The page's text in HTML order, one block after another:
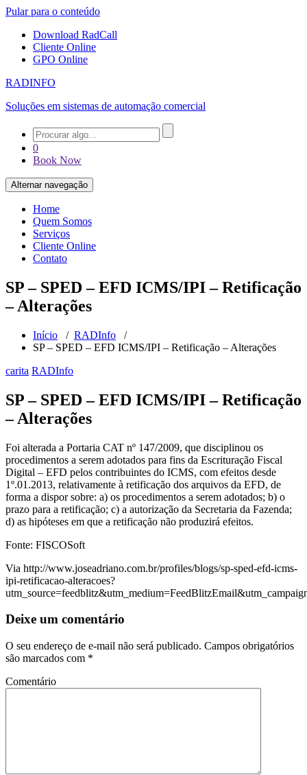
Pular para o conteúdo
Download RadCall
Cliente Online
GPO Online
RADINFO
Soluções em sistemas de automação comercial
0
Book Now
Alternar navegação
Home
Quem Somos
Serviços
Cliente Online
Contato
SP – SPED – EFD ICMS/IPI – Retificação
– Alterações
Início / RADInfo /
SP – SPED – EFD ICMS/IPI – Retificação – Alterações
carita RADInfo
SP – SPED – EFD ICMS/IPI – Retificação
– Alterações
Foi alterada a Portaria CAT nº 147/2009, que disciplinou os
procedimentos a serem adotados para fins da Escrituração Fiscal
Digital – EFD pelos contribuintes do ICMS, com efeitos desde
1º.01.2013, relativamente à retificação dos arquivos da EFD, de
forma a dispor sobre: a) os procedimentos a serem adotados; b) o
prazo para a retificação; c) a autorização da Secretaria da Fazenda;
d) as hipóteses em que a retificação não produzirá efeitos.
Fonte: FISCOSoft
Via http://www.joseadriano.com.br/profiles/blogs/sp-sped-efd-icms-
ipi-retificacao-alteracoes?
Deixe um comentário
O seu endereço de e-mail não será publicado. Campos obrigatórios
são marcados com *
Comentário